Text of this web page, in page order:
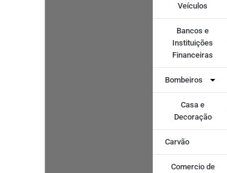
Veículos
Bancos e
Instituições
Financeiras
Bombeiros
Casa e
Decoração
Carvão
Comercio de